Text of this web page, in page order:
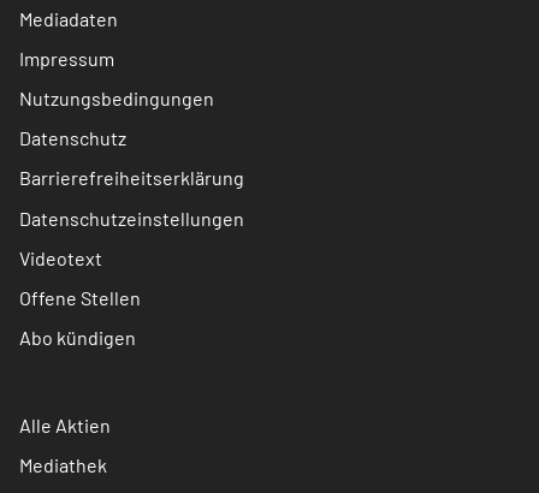
Mediadaten
Impressum
Nutzungsbedingungen
Datenschutz
Barrierefreiheitserklärung
Datenschutzeinstellungen
Videotext
Offene Stellen
Abo kündigen
Alle Aktien
Mediathek